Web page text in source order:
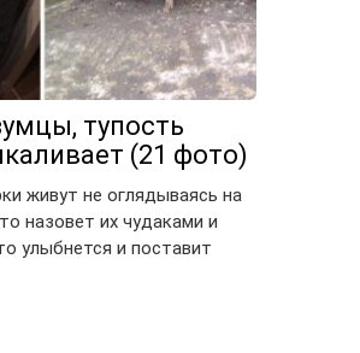
тупость
(21 фото)
живут не оглядываясь на
назовет их чудаками и
улыбнется и поставит